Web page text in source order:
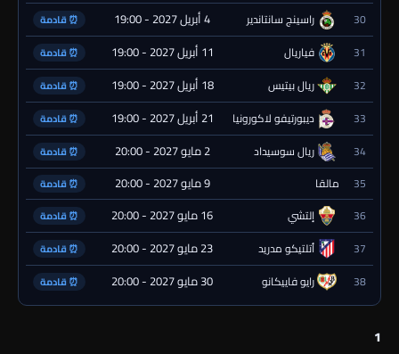
30 راسينج سانتاندير 4 أبريل 2027 - 19:00 ⏰ قادمة
31 فياريال 11 أبريل 2027 - 19:00 ⏰ قادمة
32 ريال بيتيس 18 أبريل 2027 - 19:00 ⏰ قادمة
33 ديبورتيفو لاكورونيا 21 أبريل 2027 - 19:00 ⏰ قادمة
34 ريال سوسيداد 2 مايو 2027 - 20:00 ⏰ قادمة
35 مالقا 9 مايو 2027 - 20:00 ⏰ قادمة
36 إلتشي 16 مايو 2027 - 20:00 ⏰ قادمة
37 أتلتيكو مدريد 23 مايو 2027 - 20:00 ⏰ قادمة
38 رايو فاييكانو 30 مايو 2027 - 20:00 ⏰ قادمة
1